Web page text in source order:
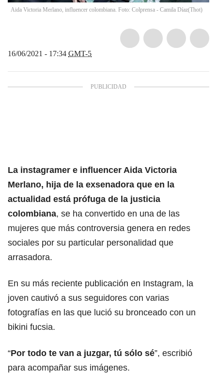
Aida Victoria Merlano, influencer colombiana. Foto: Colprensa - Camila Díaz(Thot)
16/06/2021 - 17:34 GMT-5
La instagramer e influencer Aida Victoria
Merlano, hija de la exsenadora que en la
actualidad está prófuga de la justicia
colombiana, se ha convertido en una de las
mujeres que más controversia genera en redes
sociales por su particular personalidad que
arrasadora.
En su más reciente publicación en Instagram, la
joven cautivó a sus seguidores con varias
fotografías en las que lució su bronceado con un
bikini fucsia.
“Por todo te van a juzgar, tú sólo sé”, escribió
para acompañar sus imágenes.